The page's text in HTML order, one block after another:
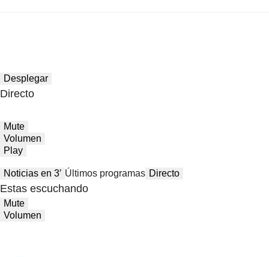
Desplegar
Directo
Mute
Volumen
Play
Noticias en 3′ Últimos programas Directo
Estas escuchando
Mute
Volumen